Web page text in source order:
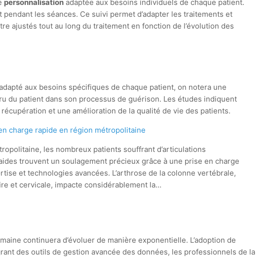
personnalisation adaptée aux besoins individuels de chaque patient.
les séances. Ce suivi permet d’adapter les traitements et
ajustés tout au long du traitement en fonction de l’évolution des
aux besoins spécifiques de chaque patient, on notera une
du patient dans son processus de guérison. Les études indiquent
et une amélioration de la qualité de vie des patients.
charge rapide en région métropolitaine
les nombreux patients souffrant d’articulations
trouvent un soulagement précieux grâce à une prise en charge
et technologies avancées. L’arthrose de la colonne vertébrale,
et cervicale, impacte considérablement la…
continuera d’évoluer de manière exponentielle. L’adoption de
des outils de gestion avancée des données, les professionnels de la